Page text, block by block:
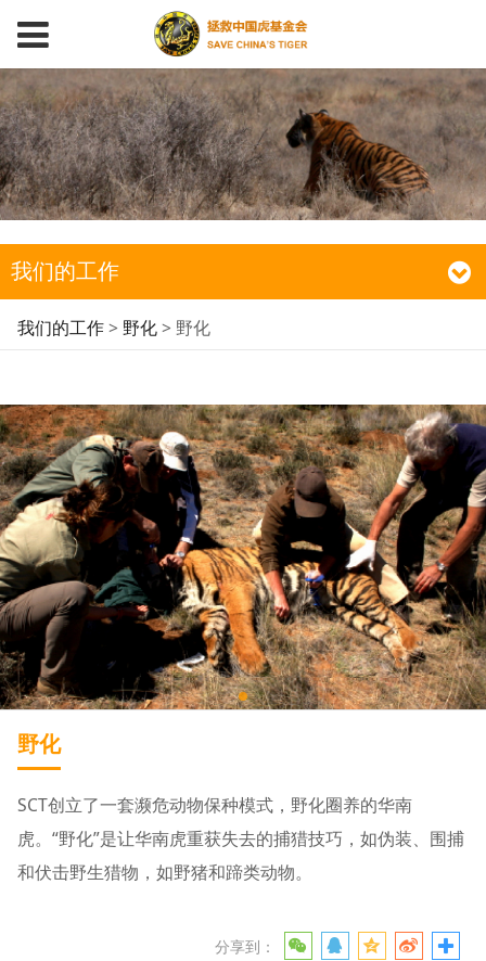
我们的工作
野化
我们的工作> 野化> 野化
野化
SCT创立了一套濒危动物保种模式，野化圈养的华南
虎。“野化”是让华南虎重获失去的捕猎技巧，如伪装、围捕
和伏击野生猎物，如野猪和蹄类动物。
分享到：